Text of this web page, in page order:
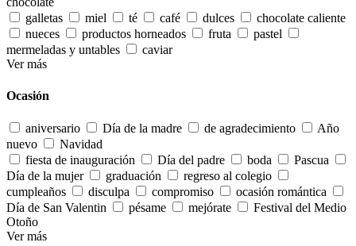
galletas
miel té café dulces
chocolate caliente
nueces
productos horneados fruta
pastel
mermeladas y untables
caviar
Ver más
Ocasión
aniversario Día de la madre de agradecimiento
Año
nuevo
Navidad
fiesta de inauguración
Día del padre boda
Pascua
Día de la mujer
graduación
regreso al colegio
cumpleaños
disculpa compromiso
ocasión romántica
Día de San Valentin
pésame mejórate
Festival del Medio
Otoño
Ver más